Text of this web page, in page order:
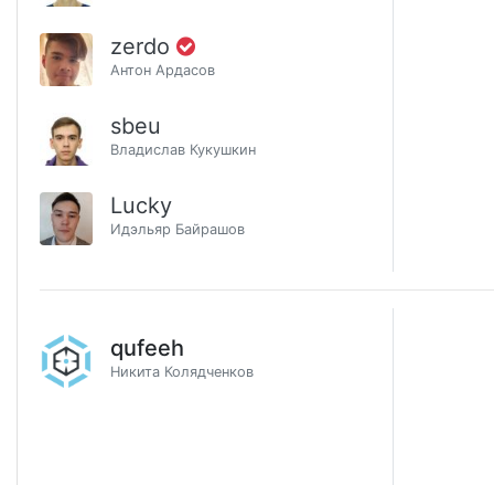
zerdo
Антон Ардасов
sbeu
Владислав Кукушкин
Lucky
Идэльяр Байрашов
qufeeh
Никита Колядченков